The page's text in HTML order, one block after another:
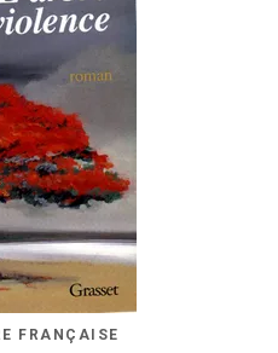
FRANÇAISE